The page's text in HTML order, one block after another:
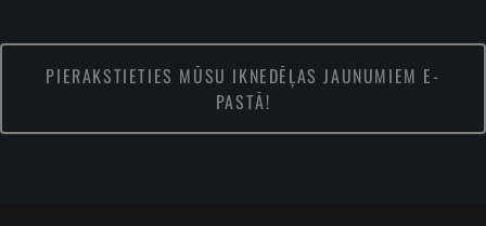
PIERAKSTIETIES MŪSU IKNEDĒĻAS JAUNUMIEM E-
PASTĀ!